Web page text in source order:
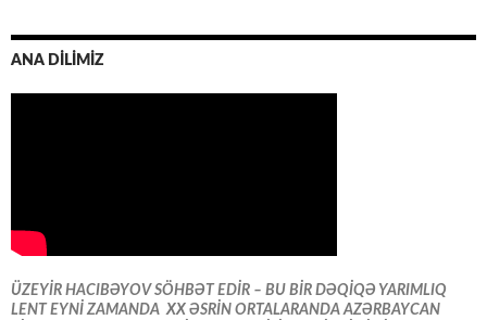
ANA DİLİMİZ
ÜZEYİR HACIBƏYOV SÖHBƏT EDİR – BU BİR DƏQİQƏ YARIMLIQ
LENT EYNİ ZAMANDA XX ƏSRİN ORTALARANDA AZƏRBAYCAN